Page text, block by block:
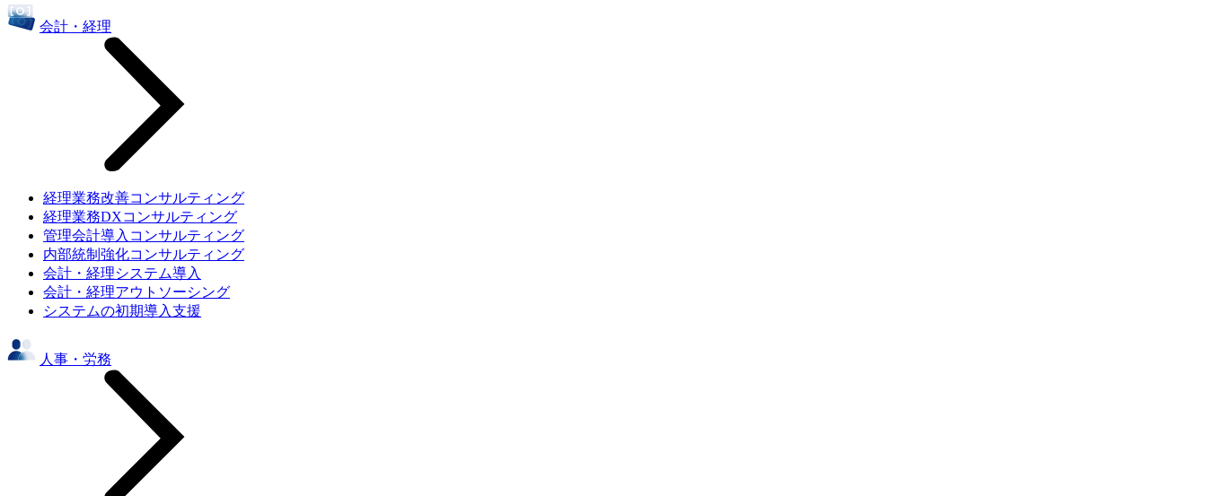
会計・経理
経理業務改善コンサルティング
経理業務DXコンサルティング
管理会計導入コンサルティング
内部統制強化コンサルティング
会計・経理システム導入
会計・経理アウトソーシング
システムの初期導入支援
人事・労務